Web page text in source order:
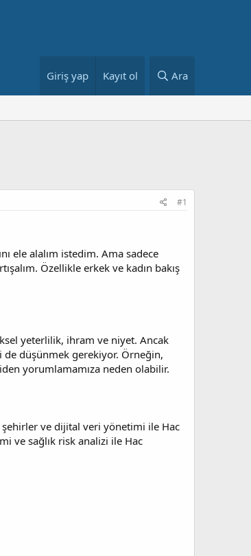
Giriş yap Kayıt ol Ara
#1
ele alalım istedim. Ama sadece
Özellikle erkek ve kadın bakış
yeterlilik, ihram ve niyet. Ancak
de düşünmek gerekiyor. Örneğin,
yorumlamamıza neden olabilir.
şehirler ve dijital veri yönetimi ile Hac
ve sağlık risk analizi ile Hac